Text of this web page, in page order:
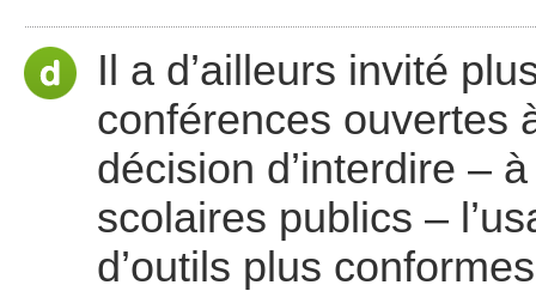
Il a d’ailleurs invité
conférences ouvertes
décision d’interdire –
scolaires publics –
d’outils plus